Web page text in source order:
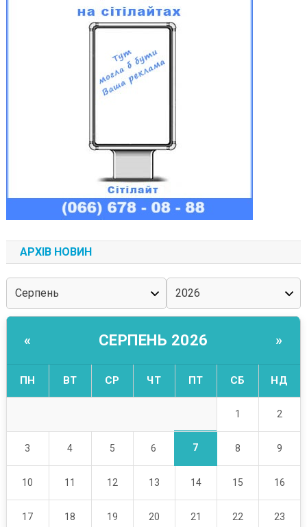
АРХІВ НОВИН
« СЕРПЕНЬ 2026 »
ПН ВТ СР ЧТ ПТ СБ НД
1 2
3 4 5 6 7 8 9
10 11 12 13 14 15 16
17 18 19 20 21 22 23